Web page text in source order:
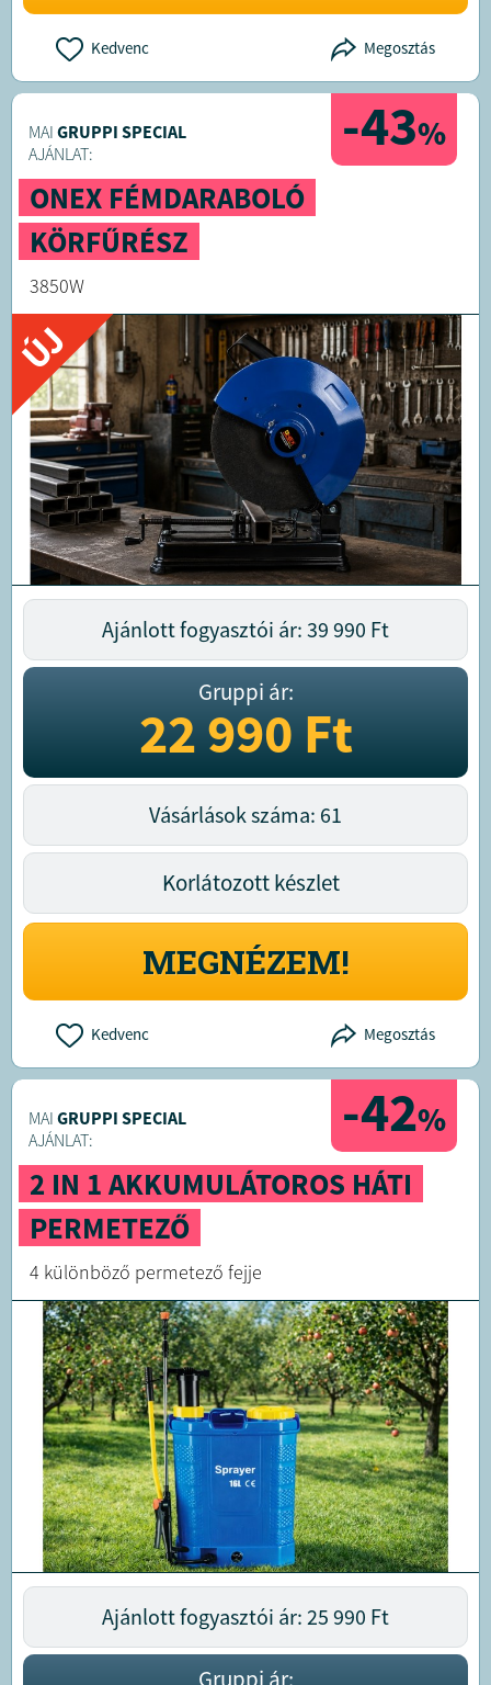
Kedvenc Megosztás
-43%
MAI GRUPPI SPECIAL
AJÁNLAT:
ONEX FÉMDARABOLÓ
KÖRFŰRÉSZ
3850W
ÚJ
Ajánlott fogyasztói ár: 39 990 Ft
Gruppi ár:
22 990Ft
Vásárlások száma: 61
Korlátozott készlet
MEGNÉZEM!
Kedvenc Megosztás
-42%
MAI GRUPPI SPECIAL
AJÁNLAT:
2 IN 1 AKKUMULÁTOROS HÁTI
PERMETEZŐ
4 különböző permetező fejje
Ajánlott fogyasztói ár: 25 990 Ft
Gruppi ár: